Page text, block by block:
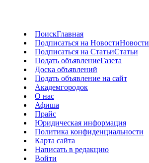
ПоискГлавная
Подписаться на НовостиНовости
Подписаться на СтатьиСтатьи
Подать объявлениеГазета
Доска объявлений
Подать объявление на сайт
Академгородок
О нас
Афиша
Прайс
Юридическая информация
Политика конфиденциальности
Карта сайта
Написать в редакцию
Войти